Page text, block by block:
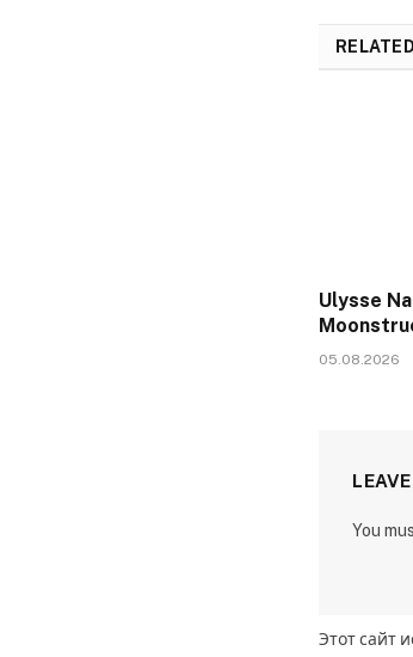
RELATED
Ulysse
05.08.2026
You
Этот сайт